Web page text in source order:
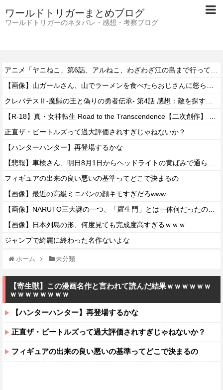
ワールドトリガーまとめブログ
ワールドトリガーのネタバレ・感想・考察ブログ
正直ザ・ビートルズって過大評価されすぎじゃねないか？
【ハンターハンター】再登場するかな
フィギュアの出来の良い悪いの基準ってどこで決まるの
【画像】最近の高級ミニバンの顔キモすぎだろwww
【画像】日本列島の形、何度見ても完成度高すぎるｗｗｗ
ジャンプで綺麗に終わった名作ないよな
ホーム 未分類
【寄生獣】この漫画名作と言われて読んだ結果ｗｗｗｗｗｗ
ｗｗｗｗｗｗｗｗ
【ハンターハンター】再登場するかな
正直ザ・ビートルズって過大評価されすぎじゃねないか？
フィギュアの出来の良い悪いの基準ってどこで決まるの